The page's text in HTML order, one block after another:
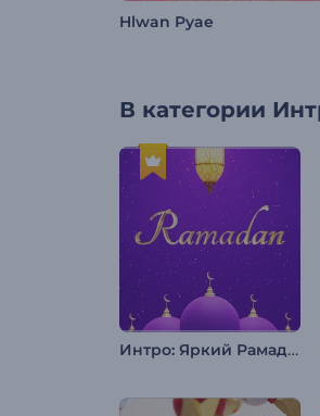
Hlwan Pyae
В категории
Интро: Яркий Рамадан